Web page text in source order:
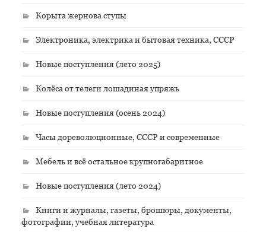
Корыта жернова ступы
Электроника, электрика и бытовая техника, СССР
Новые поступления (лето 2025)
Колёса от телеги лошадиная упряжь
Новые поступления (осень 2024)
Часы дореволюционные, СССР и современные
Мебель и всё остальное крупногабаритное
Новые поступления (лето 2024)
Книги и журналы, газеты, брошюры, документы,
фотографии, учебная литература